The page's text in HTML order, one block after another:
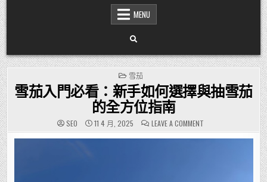
MENU
POSTED
IN
雪茄
雪茄入門必看：新手如何選擇與抽雪茄
的全方位指南
SEO 11 4 月, 2025 LEAVE A COMMENT
雪
茄